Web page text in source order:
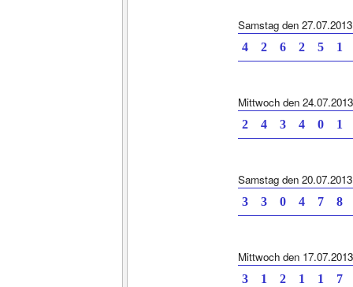
Samstag den 27.07.2013
4 2 6 2 5 1
Mittwoch den 24.07.2013
2 4 3 4 0 1
Samstag den 20.07.2013
3 3 0 4 7 8
Mittwoch den 17.07.2013
3 1 2 1 1 7